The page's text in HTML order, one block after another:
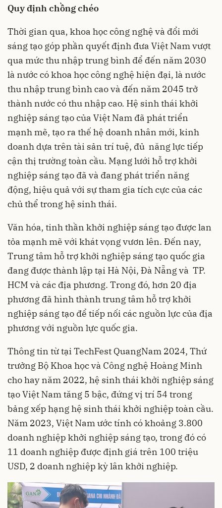
Quy định chồng chéo
Thời gian qua, khoa học công nghệ và đổi mới
sáng tạo góp phần quyết định đưa Việt Nam vượt
qua mức thu nhập trung bình để đến năm 2030
là nước có khoa học công nghệ hiện đại, là nước
thu nhập trung bình cao và đến năm 2045 trở
thành nước có thu nhập cao. Hệ sinh thái khởi
nghiệp sáng tạo của Việt Nam đã phát triển
mạnh mẽ, tạo ra thế hệ doanh nhân mới, kinh
doanh dựa trên tài sản trí tuệ, đủ năng lực tiếp
cận thị trường toàn cầu. Mạng lưới hỗ trợkhởi
nghiệp sáng tạo đã và đang phát triển năng
động, hiệu quả với sự tham gia tích cực của các
chủ thể trong hệ sinh thái.
Văn hóa, tinh thần khởi nghiệp sáng tạo được lan
tỏa mạnh mẽ với khát vọng vươn lên. Đến nay,
Trung tâm hỗ trợ khởi nghiệp sáng tạo quốc gia
đang được thành lập tại Hà Nội, Đà Nẵng và TP.
HCM và các địa phương. Trong đó, hơn 20 địa
phương đã hình thành trung tâm hỗ trợ khởi
nghiệp sáng tạo để tiếp nối các nguồn lực của địa
phương với nguồn lực quốc gia.
Thông tin từ tại TechFest QuangNam 2024, Thứ
trưởng Bộ Khoa học và Công nghệ Hoàng Minh
cho hay năm 2022, hệ sinh thái khởi nghiệp sáng
tạo Việt Nam tăng 5 bậc, đứng vị trí 54 trong
bảng xếp hạng hệ sinh thái khởi nghiệp toàn cầu.
Năm 2023, Việt Nam ước tính có khoảng 3.800
doanh nghiệp khởi nghiệp sáng tạo, trong đó có
11 doanh nghiệp được định giá trên 100 triệu
USD, 2 doanh nghiệp kỳ lân khởi nghiệp.